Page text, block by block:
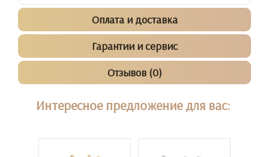
Оплата и доставка
Гарантии и сервис
Отзывов (0)
Интересное предложение для вас: